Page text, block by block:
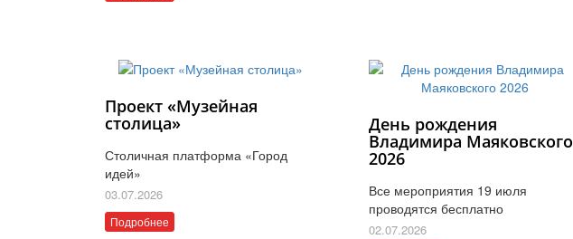
Проект «Музейная
столица»
Столичная платформа «Город
идей»
03.07.2026
Подробнее
День рождения
Владимира Маяковского
2026
Все мероприятия 19 июля
проводятся бесплатно
02.07.2026